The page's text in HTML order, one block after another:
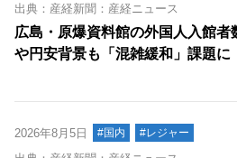
出典：産経新聞：産経ニュース
広島・原爆資料館の外国人入館
や円安背景も「混雑緩和」課題に
2026年8月5日 #国内 #レジャー